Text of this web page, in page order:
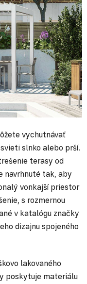
vychutnávať
slnko alebo prší.
terasy od
navrhnuté tak, aby
vonkajší priestor
s rozmernou
v katalógu značky
dizajnu spojeného
lakovaného
poskytuje materiálu